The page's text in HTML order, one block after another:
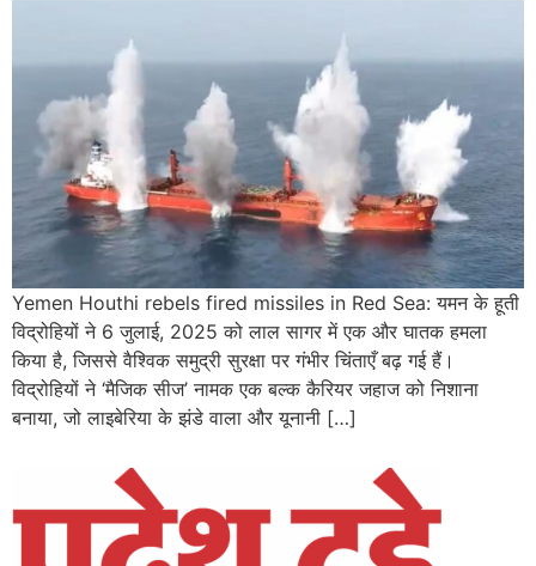
Yemen Houthi rebels fired missiles in Red Sea: यमन के हूती
विद्रोहियों ने 6 जुलाई, 2025 को लाल सागर में एक और घातक हमला
किया है, जिससे वैश्विक समुद्री सुरक्षा पर गंभीर चिंताएँ बढ़ गई हैं।
विद्रोहियों ने ‘मैजिक सीज’ नामक एक बल्क कैरियर जहाज को निशाना
बनाया, जो लाइबेरिया के झंडे वाला और यूनानी […]